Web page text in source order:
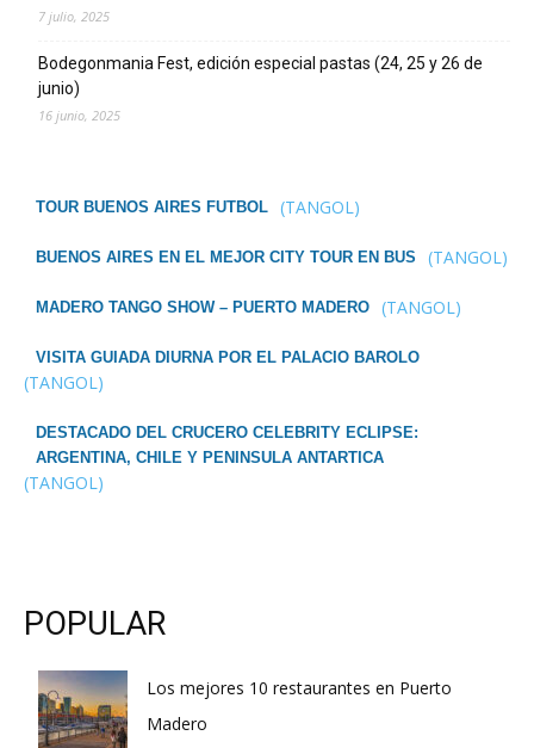
7 julio, 2025
Bodegonmania Fest, edición especial pastas (24, 25 y 26 de
junio)
16 junio, 2025
TOUR BUENOS AIRES FUTBOL (TANGOL)
BUENOS AIRES EN EL MEJOR CITY TOUR EN BUS (TANGOL)
MADERO TANGO SHOW – PUERTO MADERO (TANGOL)
VISITA GUIADA DIURNA POR EL PALACIO BAROLO
(TANGOL)
DESTACADO DEL CRUCERO CELEBRITY ECLIPSE:
ARGENTINA, CHILE Y PENINSULA ANTARTICA
(TANGOL)
POPULAR
Los mejores 10 restaurantes en Puerto
Madero